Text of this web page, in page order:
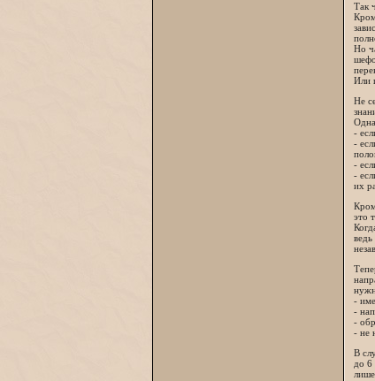
Так
Но
Или
Не
-
-
-
-
их
это
-
-
-
- не
В
до 6